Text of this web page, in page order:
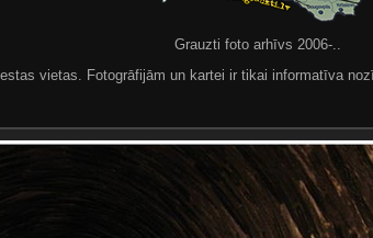
Grauzti foto arhīvs 2006-..
vietas. Fotogrāfijām un kartei ir tikai informatīva